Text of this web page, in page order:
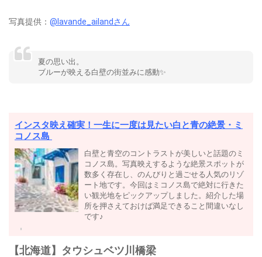
写真提供： @lavande_ailandさん
夏の思い出。
ブルーが映える白壁の街並みに感動✨
インスタ映え確実！一生に一度は見たい白と青の絶景・ミ
コノス島
白壁と青空のコントラストが美しいと話題のミ
コノス島。写真映えするような絶景スポットが
数多く存在し、のんびりと過ごせる人気のリゾ
ート地です。今回はミコノス島で絶対に行きた
い観光地をピックアップしました。紹介した場
所を押さえておけば満足できること間違いなし
です♪
【北海道】タウシュベツ川橋梁